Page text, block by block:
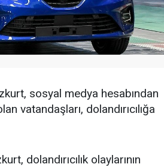
sosyal medya hesabından
vatandaşları, dolandırıcılığa
dolandırıcılık olaylarının